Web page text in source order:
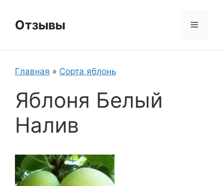
содержимому
Отзывы Меню
Главная » Сорта яблонь
Яблоня Белый
Налив